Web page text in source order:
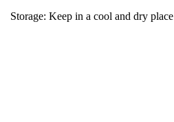
Storage: Keep in a cool and dry place